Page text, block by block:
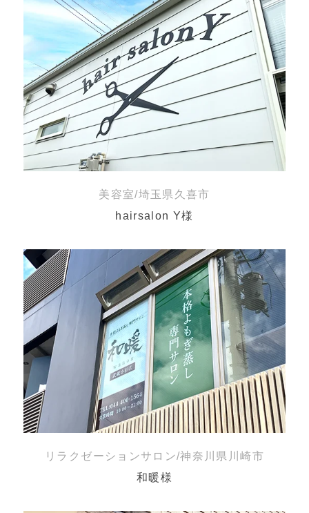
美容室/埼玉県久喜市
hairsalon Y様
リラクゼーションサロン/神奈川県川崎市
和暖様